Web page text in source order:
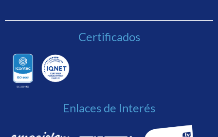
Certificados
Enlaces de Interés